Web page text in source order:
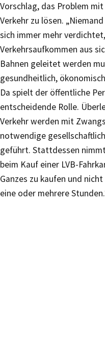
Vorschlag, das Problem
Verkehr zu lösen.
sich immer mehr
Verkehrsaufkommen aus
Bahnen geleitet werden
gesundheitlich,
Da spielt der öffentliche
entscheidende Rolle.
Verkehr werden mit
notwendige
geführt. Stattdessen
beim Kauf einer LVB-
Ganzes zu kaufen und
eine oder mehrere